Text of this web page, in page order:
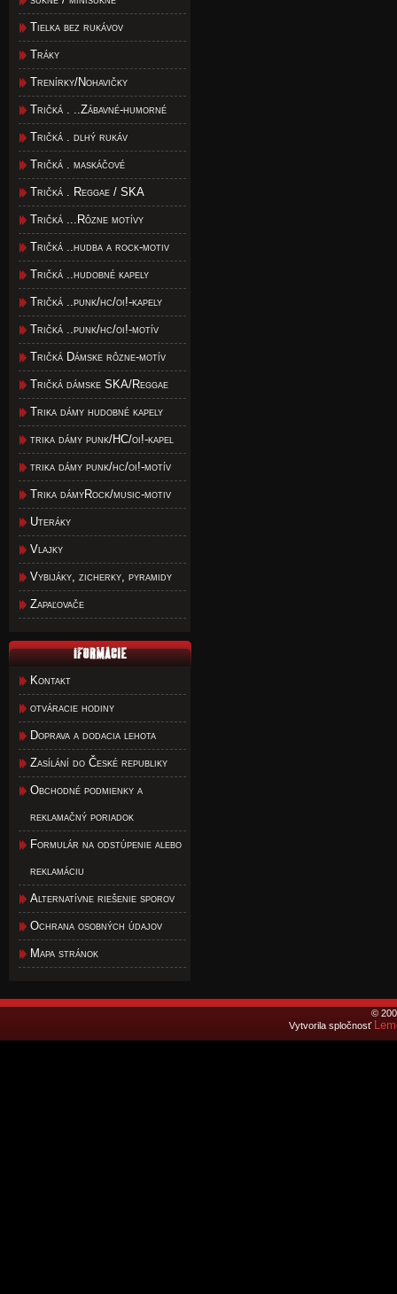
Tielka bez rukávov
Tráky
Trenírky/Nohavičky
Tričká . ..Zábavné-humorné
Tričká . dlhý rukáv
Tričká . maskáčové
Tričká . Reggae / SKA
Tričká ...Rôzne motívy
Tričká ..hudba a rock-motiv
Tričká ..hudobné kapely
Tričká ..punk/hc/oi!-kapely
Tričká ..punk/hc/oi!-motív
Tričká Dámske rôzne-motív
Tričká dámske SKA/Reggae
Trika dámy hudobné kapely
trika dámy punk/HC/oi!-kapel
trika dámy punk/hc/oi!-motív
Trika dámyRock/music-motiv
Uteráky
Vlajky
Vybijáky, zicherky, pyramidy
Zapaľovače
Kontakt
otváracie hodiny
Doprava a dodacia lehota
Zasílání do České republiky
Obchodné podmienky a
reklamačný poriadok
Formulár na odstúpenie alebo
reklamáciu
Alternatívne riešenie sporov
Ochrana osobných údajov
Mapa stránok
©
Vytvorila spločnosť